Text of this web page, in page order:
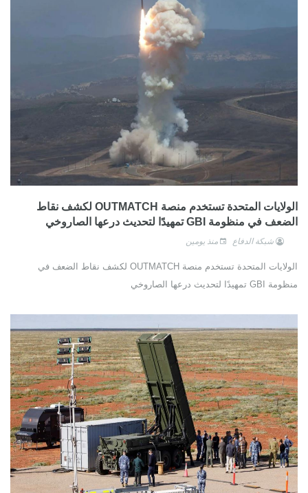
الولايات المتحدة تستخدم منصة OUTMATCH لكشف نقاط
الضعف في منظومة GBI تمهيدًا لتحديث درعها الصاروخي
شبكة الدفاع منذ يومين
الولايات المتحدة تستخدم منصة OUTMATCH لكشف نقاط الضعف في
منظومة GBI تمهيدًا لتحديث درعها الصاروخي